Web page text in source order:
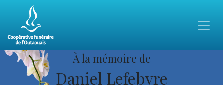
À la mémoire de
Daniel Lefebvre